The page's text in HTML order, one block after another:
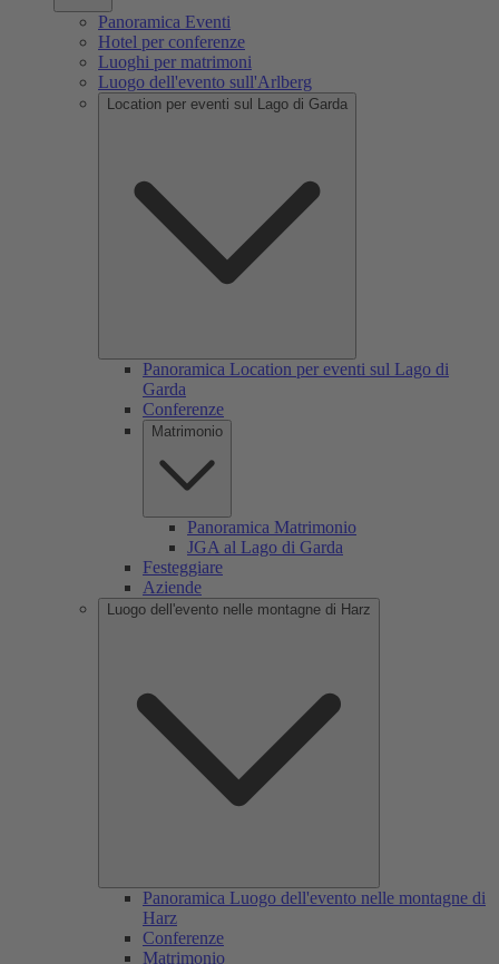
Panoramica Eventi
Hotel per conferenze
Luoghi per matrimoni
Luogo dell'evento sull'Arlberg
Location per eventi sul Lago di Garda
Panoramica Location per eventi sul Lago di
Garda
Conferenze
Matrimonio
Panoramica Matrimonio
JGA al Lago di Garda
Festeggiare
Aziende
Luogo dell'evento nelle montagne di Harz
Panoramica Luogo dell'evento nelle montagne di
Harz
Conferenze
Matrimonio